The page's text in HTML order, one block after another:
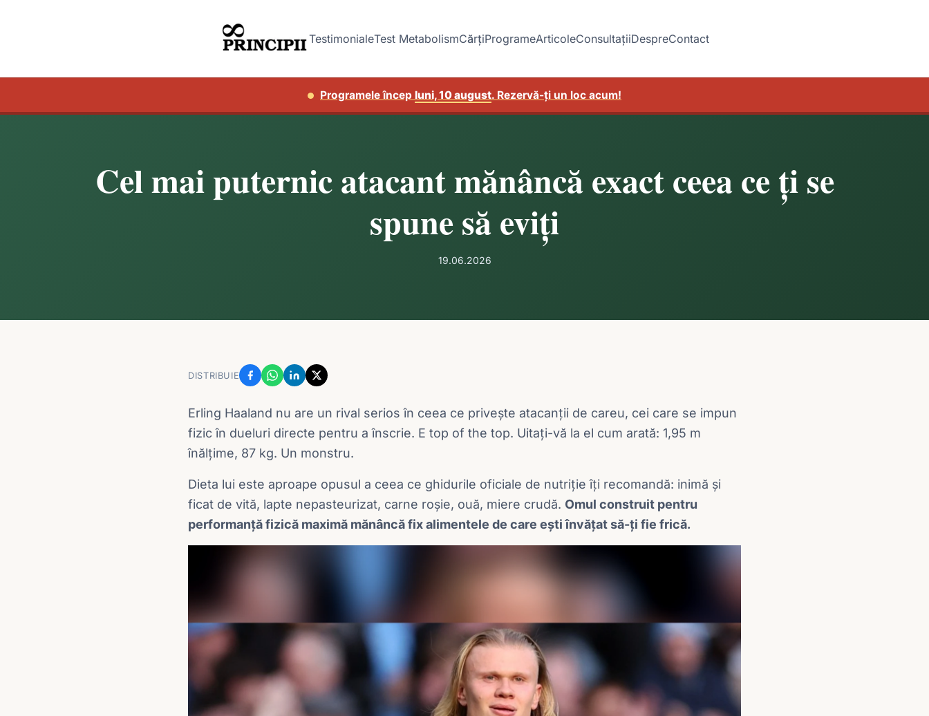
TestimonialeTest MetabolismCărțiProgrameArticoleConsultațiiDespreContact
Programele încep luni, 10 august. Rezervă-ți un loc acum!
Cel mai puternic atacant mănâncă exact ceea ce ți se
spune să eviți
19.06.2026
DISTRIBUIE
Erling Haaland nu are un rival serios în ceea ce privește atacanții de careu, cei care se impun
fizic în dueluri directe pentru a înscrie. E top of the top. Uitați-vă la el cum arată: 1,95 m
înălțime, 87 kg. Un monstru.
Dieta lui este aproape opusul a ceea ce ghidurile oficiale de nutriție îți recomandă: inimă și
ficat de vită, lapte nepasteurizat, carne roșie, ouă, miere crudă. Omul construit pentru
performanță fizică maximă mănâncă fix alimentele de care ești învățat să-ți fie frică.